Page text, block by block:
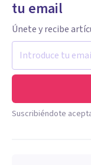
tu email
Únete y recibe
Suscribiéndote